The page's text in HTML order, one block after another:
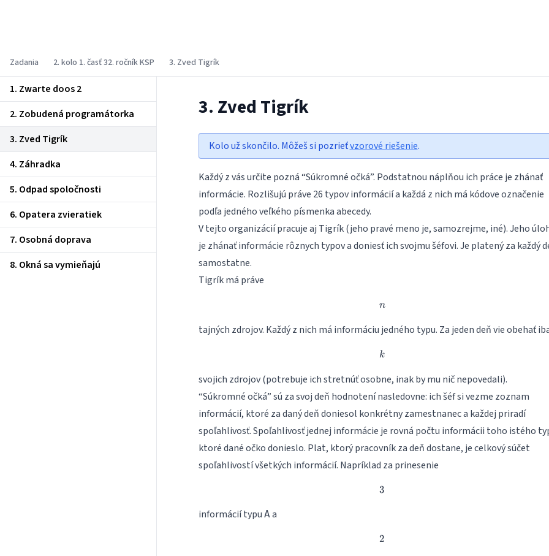
Zadania 2. kolo 1. časť 32. ročník KSP 3. Zved Tigrík
1. Zwarte doos 2
2. Zobudená programátorka
3. Zved Tigrík
4. Záhradka
5. Odpad spoločnosti
6. Opatera zvieratiek
7. Osobná doprava
8. Okná sa vymieňajú
3. Zved Tigrík
Kolo už skončilo. Môžeš si pozrieťvzorové riešenie.
Každý z vás určite pozná “Súkromné očká”. Podstatnou náplňou ich práce je zhánať
informácie. Rozlišujú práve 26 typov informácií a každá z nich má kódove označenie
podľa jedného veľkého písmenka abecedy.
V tejto organizácií pracuje aj Tigrík (jeho pravé meno je, samozrejme, iné). Jeho
je zhánať informácie rôznych typov a doniesť ich svojmu šéfovi. Je platený za každý
samostatne.
Tigrík má práve
n
n
tajných zdrojov. Každý z nich má informáciu jedného typu. Za jeden deň vie obehať
k
k
svojich zdrojov (potrebuje ich stretnúť osobne, inak by mu nič nepovedali).
“Súkromné očká” sú za svoj deň hodnotení nasledovne: ich šéf si vezme zoznam
informácií, ktoré za daný deň doniesol konkrétny zamestnanec a každej priradí
spoľahlivosť. Spoľahlivosť jednej informácie je rovná počtu informácii toho istého
ktoré dané očko donieslo. Plat, ktorý pracovník za deň dostane, je celkový súčet
spoľahlivostí všetkých informácií. Napríklad za prinesenie
3
3
informácií typu Aa
2
2